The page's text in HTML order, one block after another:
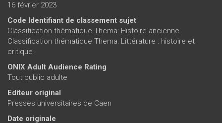
16 février 2023
Code Identifiant de classement sujet
Classification thématique Thema: Histoire ancienne
Classification thématique Thema: Littérature : histoire et
critique
ONIX Adult Audience Rating
Tout public adulte
Editeur original
Presses universitaires de Caen
Date originale